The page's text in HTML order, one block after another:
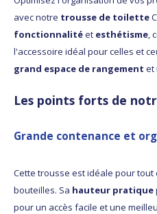
avec notre trousse de toilette
fonctionnalitéet esthétisme,
l'accessoire idéal pour celles et
grand espace de rangement et
Les points forts de
Grande contenance et
Cette trousse est idéale pour
bouteilles. Sa hauteur pratique
pour un accès facile et une